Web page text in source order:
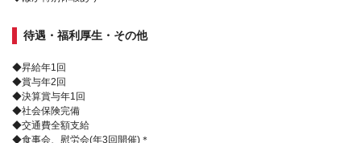
待遇・福利厚生・その他
◆昇給年1回
◆賞与年2回
◆決算賞与年1回
◆社会保険完備
◆交通費全額支給
◆食事会、慰労会(年3回開催)＊